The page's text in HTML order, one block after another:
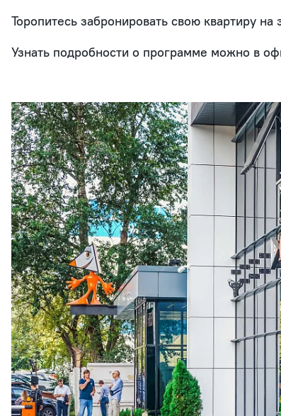
Торопитесь забронировать свою квартиру
Узнать подробности о программе можно в